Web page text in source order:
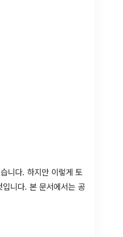
니다. 하지만 이렇게 토
니다. 본 문서에서는 공